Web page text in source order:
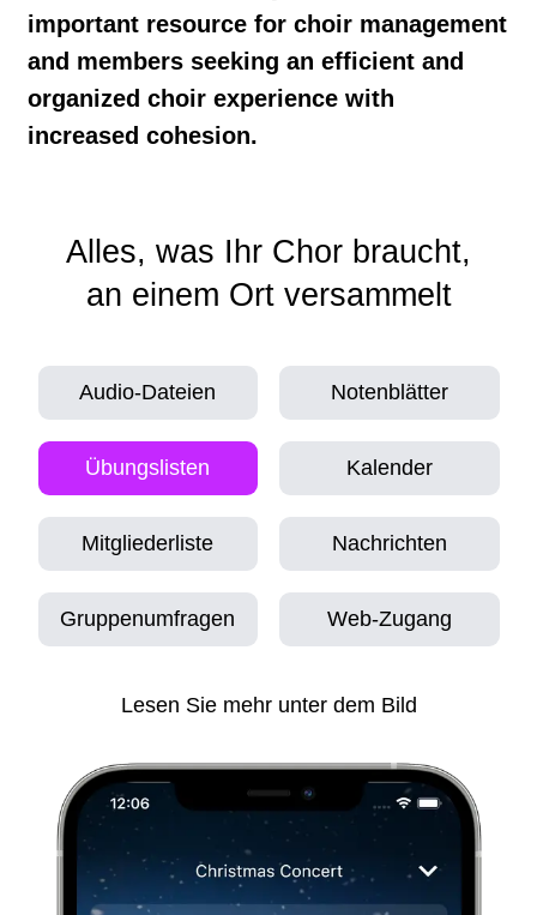
important resource for choir management
and members seeking an efficient and
organized choir experience with
increased cohesion.
Alles, was Ihr Chor braucht,
an einem Ort versammelt
Audio-Dateien Notenblätter
Übungslisten Kalender
Mitgliederliste Nachrichten
Gruppenumfragen Web-Zugang
Lesen Sie mehr unter dem Bild